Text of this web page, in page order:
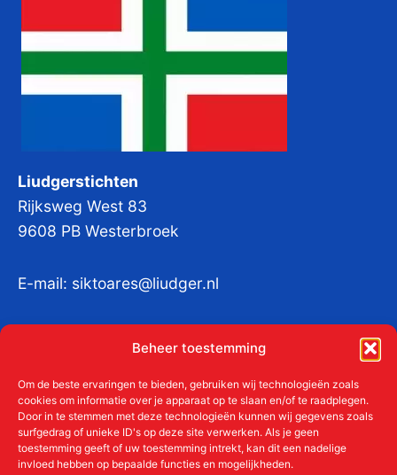
Beheer toestemming
Om de beste ervaringen te bieden, gebruiken wij technologieën zoals
cookies om informatie over je apparaat op te slaan en/of te raadplegen.
Door in te stemmen met deze technologieën kunnen wij gegevens zoals
surfgedrag of unieke ID's op deze site verwerken. Als je geen
toestemming geeft of uw toestemming intrekt, kan dit een nadelige
invloed hebben op bepaalde functies en mogelijkheden.
Liudgerstichten
Rijksweg West 83
9608 PB Westerbroek
E-mail: siktoares@liudger.nl
KvKnr:41011712
Meer over de Liudgerstichten